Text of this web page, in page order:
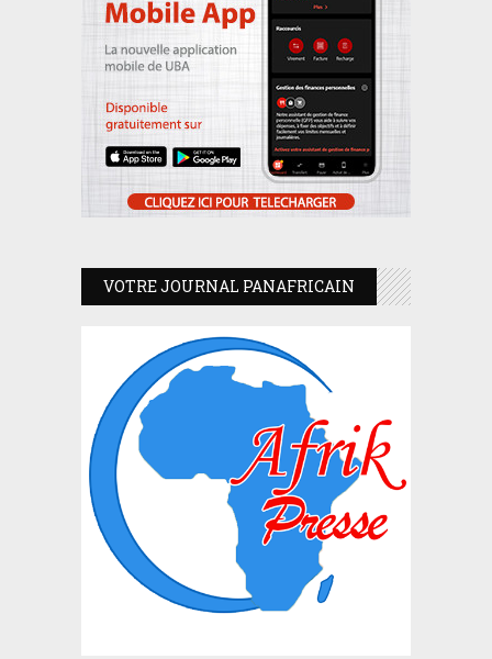
VOTRE JOURNAL PANAFRICAIN